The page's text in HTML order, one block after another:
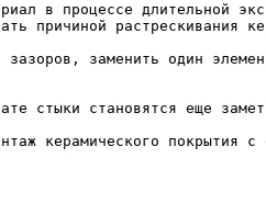
в процессе длительной
причиной растрескивания
заменить один
стыки становятся еще
керамического покрытия с